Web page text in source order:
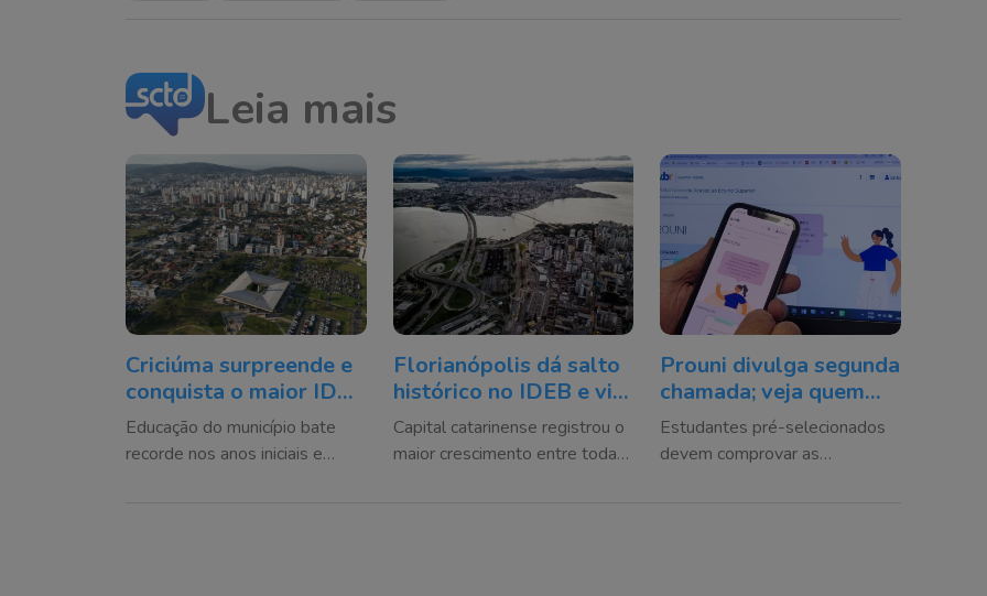
Leia mais
Criciúma surpreende e
conquista o maior IDEB
da história da rede
municipal
Educação do município bate
recorde nos anos iniciais e
Florianópolis dá salto
histórico no IDEB e vira
referência nacional em
educação
Capital catarinense registrou o
maior crescimento entre todas
Prouni divulga segunda
chamada; veja quem
precisa agir até 14 de
agosto
Estudantes pré-selecionados
devem comprovar as